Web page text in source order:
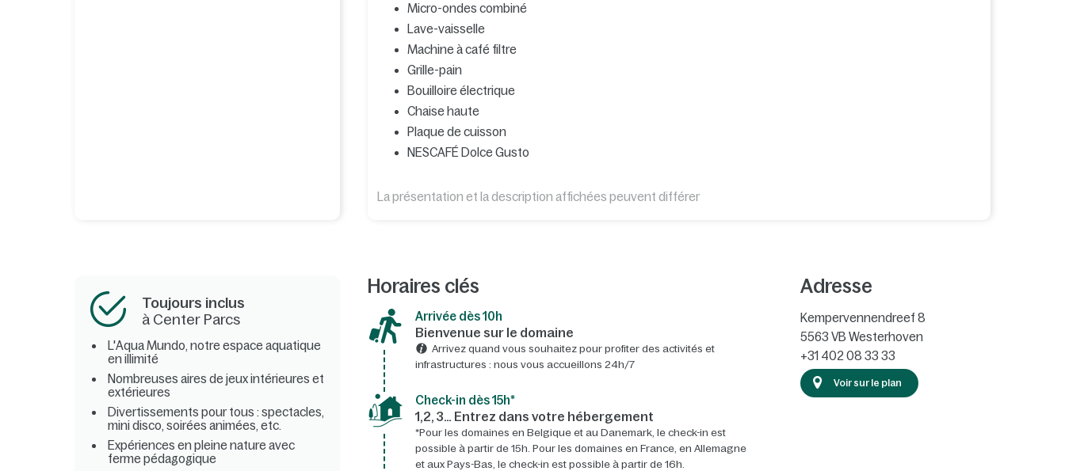
Micro-ondes combiné
Lave-vaisselle
Machine à café filtre
Grille-pain
Bouilloire électrique
Chaise haute
Plaque de cuisson
NESCAFÉ Dolce Gusto
La présentation et la description affichées peuvent différer
Toujours inclus
à Center Parcs
L'Aqua Mundo, notre espace aquatique
en illimité
Nombreuses aires de jeux intérieures et
extérieures
Divertissements pour tous : spectacles,
mini disco, soirées animées, etc.
Expériences en pleine nature avec
ferme pédagogique
Horaires clés
Arrivée dès 10h​
Bienvenue sur le domaine​
Arrivez quand vous souhaitez pour profiter des activités et
infrastructures : nous vous accueillons 24h/7​
Check-in dès 15h*​
1,2, 3… Entrez dans votre hébergement
*Pour les domaines en Belgique et au Danemark, le check-in est
possible à partir de 15h. Pour les domaines en France, en Allemagne
et aux Pays-Bas, le check-in est possible à partir de 16h.
Adresse
Kempervennendreef 8
5563 VB Westerhoven
+31 402 08 33 33
Voir sur le plan